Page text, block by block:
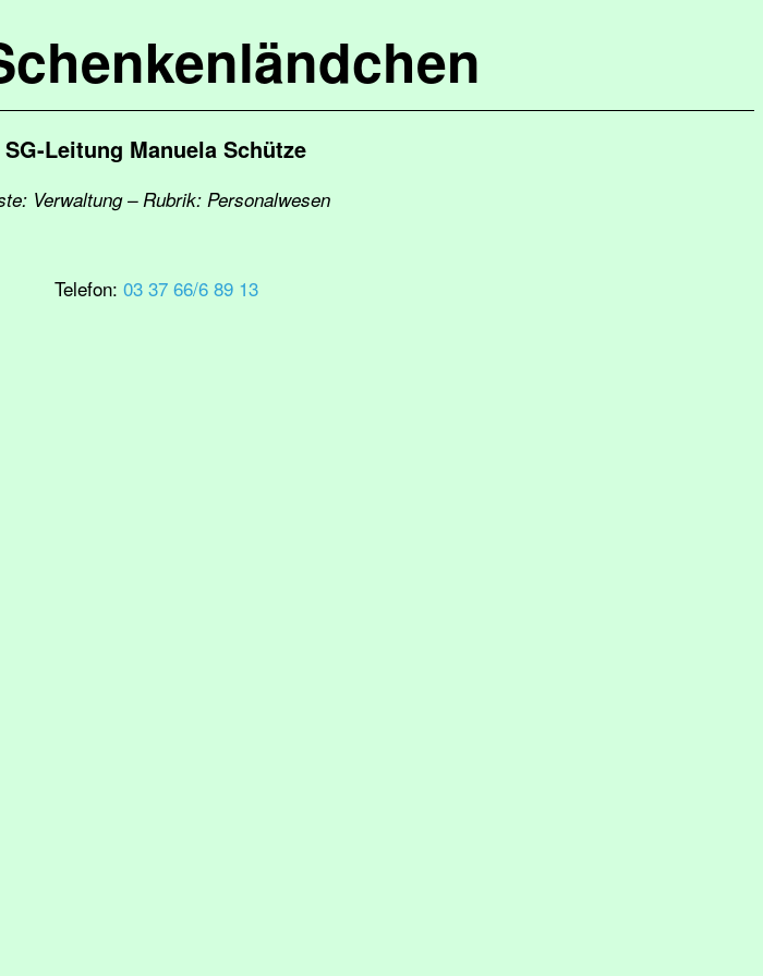
SG-Leitung Manuela Schütze
Verwaltung – Rubrik: Personalwesen
Telefon: 03 37 66/6 89 13